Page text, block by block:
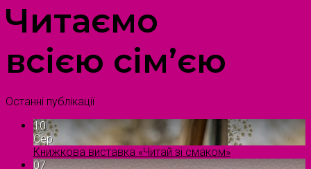
Читаємо
всією сім’єю
Останні публікації
10
Сер
Книжкова виставка «Читай зі смаком»
07